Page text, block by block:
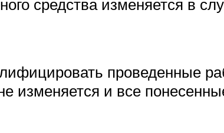
средства изменяется в
проведенные
изменяется и все